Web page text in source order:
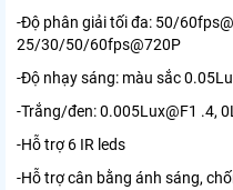
-Độ phân giải tối đa: 50/
25/30/50/60fps@720P
-Độ nhạy sáng: màu sắc
-Trắng/đen: 0.005Lux@F1 .4,
-Hỗ trợ 6 IR leds
-Hỗ trợ cân bằng ánh sáng,